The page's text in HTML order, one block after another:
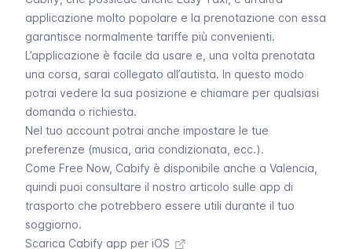
applicazione molto popolare e la prenotazione con essa
garantisce normalmente tariffe più convenienti.
L’applicazione è facile da usare e, una volta prenotata
una corsa, sarai collegato all’autista. In questo modo
potrai vedere la sua posizione e chiamare per qualsiasi
domanda o richiesta.
Nel tuo account potrai anche impostare le tue
preferenze (musica, aria condizionata, ecc.).
Come Free Now, Cabify è disponibile anche a Valencia,
quindi puoi consultare il nostro articolo sulle app di
trasporto che potrebbero essere utili durante il tuo
soggiorno.
Scarica Cabify app per iOS